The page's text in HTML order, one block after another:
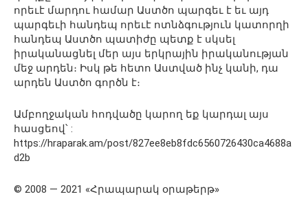
որեւէ մարդու համար Աստծո պարգեւ է եւ այդ
պարգեւի հանդեպ որեւէ ոտնձգություն կատորղի
հանդեպ Աստծո պատիժը պետք է սկսել
իրականացնել մեր այս երկրային իրականության
մեջ արդեն։ Իսկ թե հետո Աստված ինչ կանի, դա
արդեն Աստծո գործն է։
Ամբողջական հոդվածը կարող եք կարդալ այս
հասցեով՝ :
https://hraparak.am/post/827ee8eb8fdc6560726430ca4688a
d2b
© 2008 — 2021 «Հրապարակ օրաթերթ»